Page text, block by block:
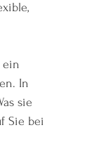
ein
In
sie
Sie bei